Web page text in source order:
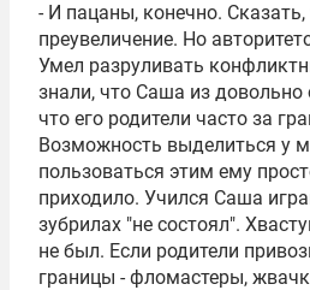
- И пацаны, конечно.
преувеличение. Но
Умел разруливать
знали, что Саша из довольно
что его родители часто за
Возможность выделиться у
пользоваться этим ему
приходило. Учился Саша
зубрилах "не состоял".
не был. Если родители
границы - фломастеры,